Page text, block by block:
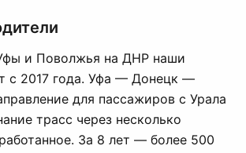
и Поволжья на ДНР наши
с 2017 года. Уфа — Донецк —
для пассажиров с Урала
трасс через несколько
За 8 лет — более 500